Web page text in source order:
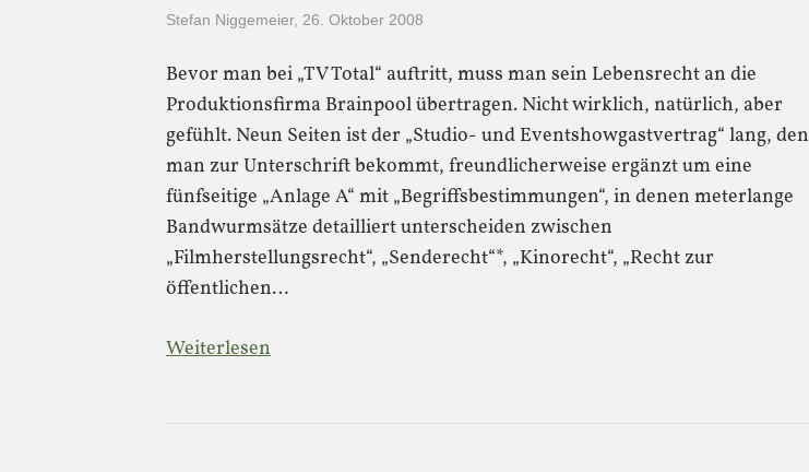
Stefan Niggemeier, 26. Oktober 2008
Bevor man bei „TV Total“ auftritt, muss man sein Lebensrecht an die
Produktionsfirma Brainpool übertragen. Nicht wirklich, natürlich, aber
gefühlt. Neun Seiten ist der „Studio- und Eventshowgastvertrag“ lang, den
man zur Unterschrift bekommt, freundlicherweise ergänzt um eine
fünfseitige „Anlage A“ mit „Begriffsbestimmungen“, in denen meterlange
Bandwurmsätze detailliert unterscheiden zwischen
„Filmherstellungsrecht“, „Senderecht“*, „Kinorecht“, „Recht zur
öffentlichen…
Weiterlesen